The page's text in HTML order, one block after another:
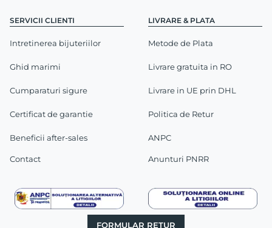
SERVICII CLIENTI
Intretinerea bijuteriilor
Ghid marimi
Cumparaturi sigure
Certificat de garantie
Beneficii after-sales
Contact
LIVRARE & PLATA
Metode de Plata
Livrare gratuita in RO
Livrare in UE prin DHL
Politica de Retur
ANPC
Anunturi PNRR
FORMULAR RETUR